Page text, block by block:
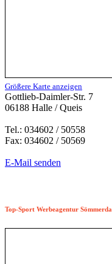
Größere Karte anzeigen
Gottlieb-Daimler-Str. 7
06188 Halle / Queis
Tel.: 034602 / 50558
Fax: 034602 / 50569
E-Mail senden
Top-Sport Werbeagentur Sömmerda